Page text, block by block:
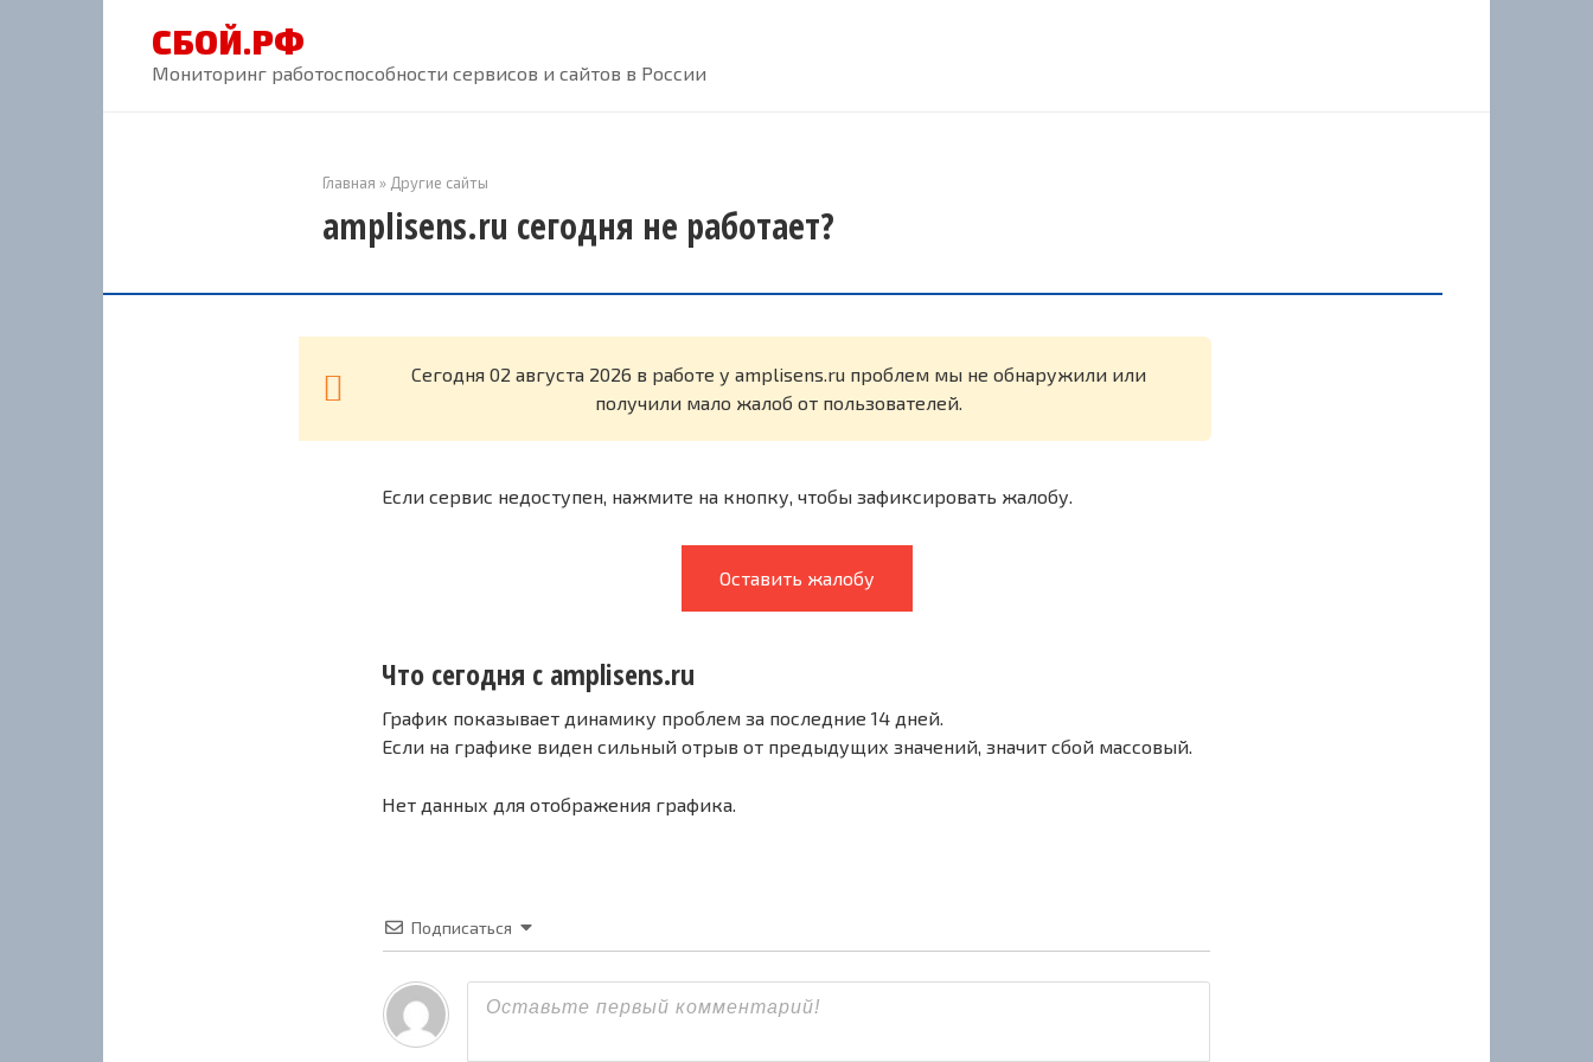
СБОЙ.РФ
Мониторинг работоспособности сервисов и сайтов в России
Главная » Другие сайты
amplisens.ru сегодня не работает?
Cегодня 02 августа 2026 в работе у amplisens.ru проблем мы не обнаружили или
получили мало жалоб от пользователей.
Если сервис недоступен, нажмите на кнопку, чтобы зафиксировать жалобу.
Оставить жалобу
Что сегодня с amplisens.ru
График показывает динамику проблем за последние 14 дней.
Если на графике виден сильный отрыв от предыдущих значений, значит сбой массовый.
Нет данных для отображения графика.
Подписаться